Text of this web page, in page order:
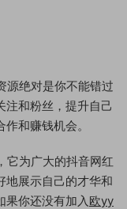
源绝对是你不能错过
注和粉丝，提升自己
和赚钱机会。
它为广大的抖音网红
地展示自己的才华和
果你还没有加入欧yy